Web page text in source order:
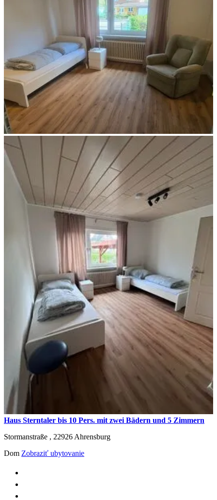
Haus Sterntaler bis 10 Pers. mit zwei Bädern und 5 Zimmern
Stormanstraße , 22926Ahrensburg
Dom Zobraziť ubytovanie